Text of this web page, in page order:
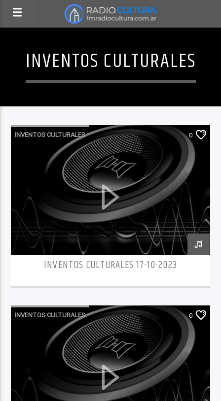
INVENTOS CULTURALES
INVENTOS CULTURALES 0
INVENTOS CULTURALES 17-10-2023
INVENTOS CULTURALES 0